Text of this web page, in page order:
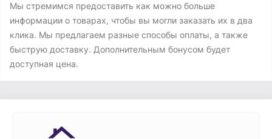
Мы стремимся предоставить как можно больше
информации о товарах, чтобы вы могли заказать их в два
клика. Мы предлагаем разные способы оплаты, а также
быструю доставку. Дополнительным бонусом будет
доступная цена.